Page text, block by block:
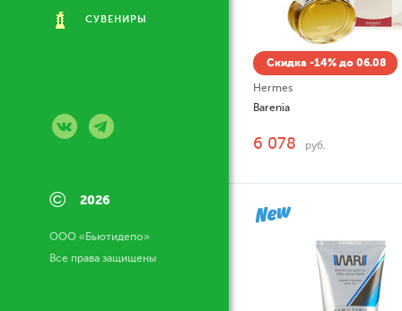
СУВЕНИРЫ
© 2026
ООО «Бьютидепо»
Все права защищены
Скидка -14% до 06.08
Hermes
Barenia
6 078 руб.